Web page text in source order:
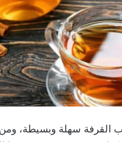
سهلة وبسيطة، ومن